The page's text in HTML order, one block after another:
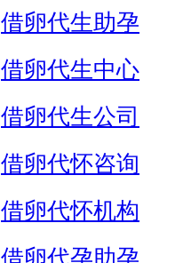
借卵代生助孕
借卵代生中心
借卵代生公司
借卵代怀咨询
借卵代怀机构
借卵代孕助孕